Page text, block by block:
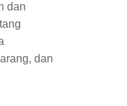
dan
dan